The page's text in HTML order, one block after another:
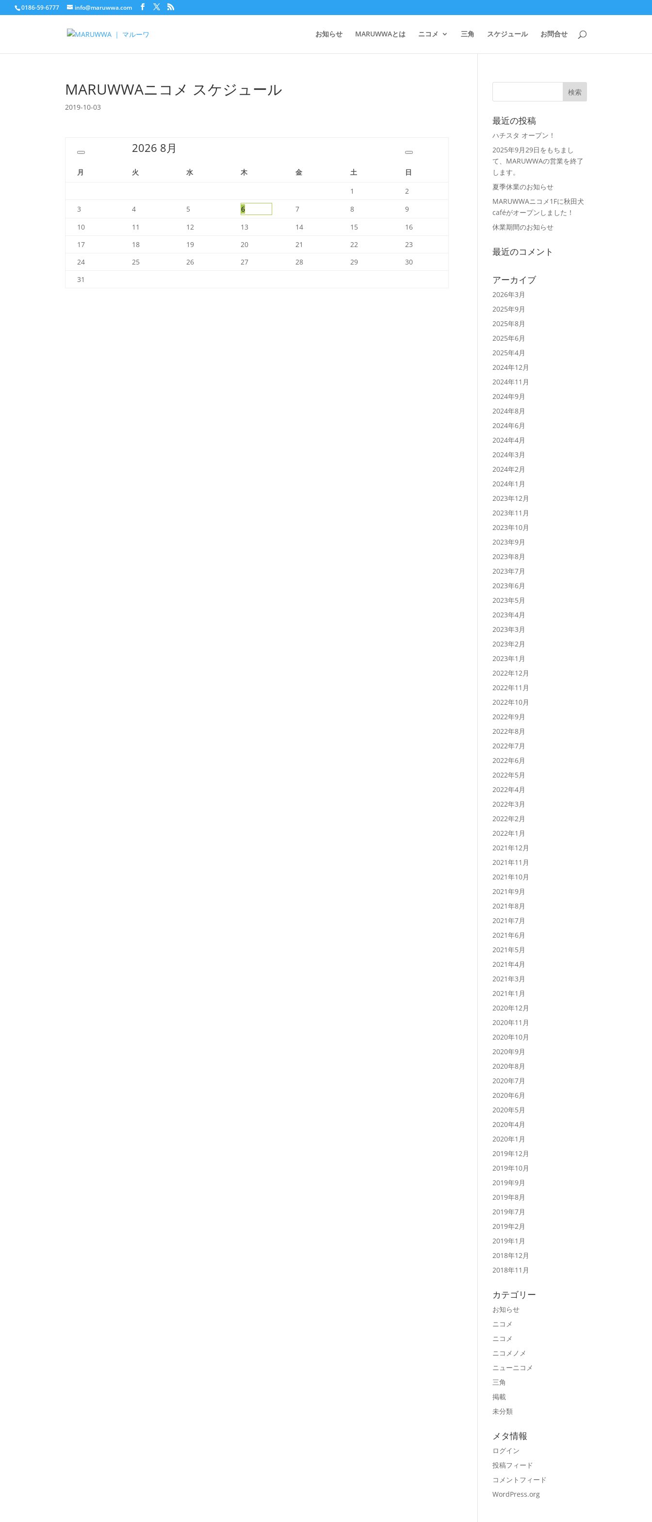
0186-59-6777 info@maruwwa.com
お知らせ MARUWWAとは ニコメ 三角 スケジュール お問合せ
MARUWWAニコメ スケジュール
2019-10-03
2026 8月
月 火 水 木 金 土 日
1
2
3
4 5 6 7 8
9
10
11 12 13 14 15
16
17
18 19 20 21 22
23
24
25 26 27 28 29
30
31
最近の投稿
ハチスタ オープン！
2025年9月29日をもちまし
て、MARUWWAの営業を終了
します。
夏季休業のお知らせ
MARUWWAニコメ1Fに秋田犬
caféがオープンしました！
休業期間のお知らせ
最近のコメント
アーカイブ
2026年3月
2025年9月
2025年8月
2025年6月
2025年4月
2024年12月
2024年11月
2024年9月
2024年8月
2024年6月
2024年4月
2024年3月
2024年2月
2024年1月
2023年12月
2023年11月
2023年10月
2023年9月
2023年8月
2023年7月
2023年6月
2023年5月
2023年4月
2023年3月
2023年2月
2023年1月
2022年12月
2022年11月
2022年10月
2022年9月
2022年8月
2022年7月
2022年6月
2022年5月
2022年4月
2022年3月
2022年2月
2022年1月
2021年12月
2021年11月
2021年10月
2021年9月
2021年8月
2021年7月
2021年6月
2021年5月
2021年4月
2021年3月
2021年1月
2020年12月
2020年11月
2020年10月
2020年9月
2020年8月
2020年7月
2020年6月
2020年5月
2020年4月
2020年1月
2019年12月
2019年10月
2019年9月
2019年8月
2019年7月
2019年2月
2019年1月
2018年12月
2018年11月
カテゴリー
お知らせ
ニコメ
ニコメ
ニコメノメ
ニューニコメ
三角
掲載
未分類
メタ情報
ログイン
投稿フィード
コメントフィード
WordPress.org